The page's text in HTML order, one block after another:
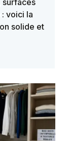
voici la
solide et